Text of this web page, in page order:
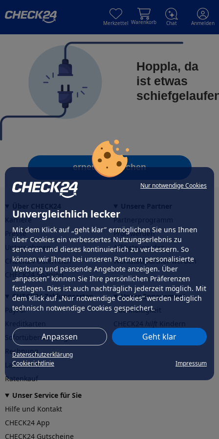
Nur notwendige Cookies
Unvergleichlich lecker
Mit dem Klick auf „geht klar” ermöglichen Sie uns Ihnen
über Cookies ein verbessertes Nutzungserlebnis zu
servieren und dieses kontinuierlich zu verbessern. So
können wir Ihnen bei unseren Partnern personalisierte
Werbung und passende Angebote anzeigen. Über
„anpassen” können Sie Ihre persönlichen Präferenzen
festlegen. Dies ist auch nachträglich jederzeit möglich. Mit
dem Klick auf „Nur notwendige Cookies” werden lediglich
technisch notwendige Cookies gespeichert.
Anpassen Geht klar
Datenschutzerklärung
Cookierichtlinie
Impressum
Merkzettel Warenkorb Chat Anmelden
Hoppla, da
ist etwas
erneut versuchen
Karriere
Presse
Unternehmen
CHECK24 Österreich
CHECK24 Spanien
Partnerprogramm
Profi werden
Affiliate werden
Werkstattpartner werden
CHECK24 Zahlungsarten
PayPal
Sofortüberweisung
Rechnung
Lastschrift
Ratenkauf
Unser Engagement
Nachhaltigkeit
CHECK24hilftder Natur
Unser Service für Sie
Hilfe und Kontakt
CHECK24 App
CHECK24 Gutscheine